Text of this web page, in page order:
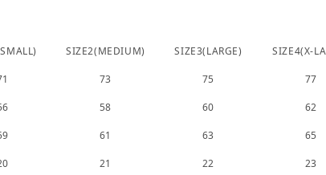
SIZE2(MEDIUM) SIZE3(LARGE) SIZE4(X-
73 75 77
58 60 62
61 63 65
21 22 23